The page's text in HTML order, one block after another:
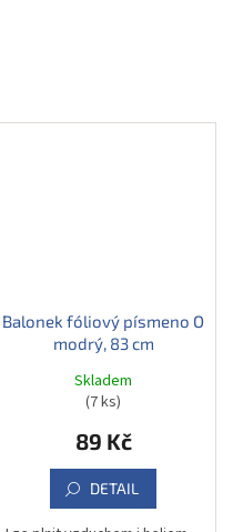
Balonek fóliový písmeno O
modrý, 83 cm
Skladem
(7 ks)
89 Kč
DETAIL